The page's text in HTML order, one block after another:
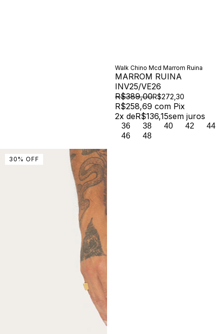
Walk Chino Mcd Marrom Ruina
MARROM RUINA
INV25/VE26
R$389,00R$272,30
R$258,69 com Pix
2x deR$136,15sem juros
36 38 40 42
44
46
48
30 % OFF